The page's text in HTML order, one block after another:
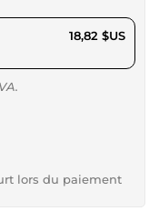
18,82 $US
lors du paiement